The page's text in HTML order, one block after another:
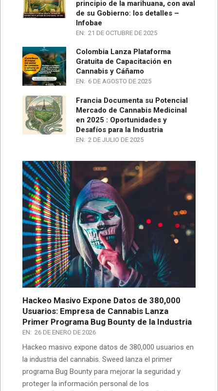
principio de la marihuana, con aval
de su Gobierno: los detalles –
Infobae
EN: 21 DE OCTUBRE DE 2025
Colombia Lanza Plataforma
Gratuita de Capacitación en
Cannabis y Cáñamo
EN: 6 DE AGOSTO DE 2025
Francia Documenta su Potencial
Mercado de Cannabis Medicinal
en 2025 : Oportunidades y
Desafíos para la Industria
EN: 2 DE JULIO DE 2025
Hackeo Masivo Expone Datos de 380,000
Usuarios: Empresa de Cannabis Lanza
Primer Programa Bug Bounty de la Industria
EN: 26 DE ENERO DE 2026
Hackeo masivo expone datos de 380,000 usuarios en
la industria del cannabis. Sweed lanza el primer
programa Bug Bounty para mejorar la seguridad y
proteger la información personal de los